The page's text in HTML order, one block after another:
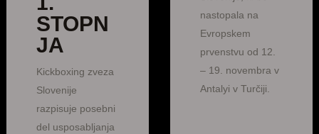
STOPN
JA
Kickboxing zveza
Slovenije
razpisuje posebni
del usposabljanja
nastopala na
Evropskem
prvenstvu od 12.
– 19. novembra v
Antalyi v Turčiji.